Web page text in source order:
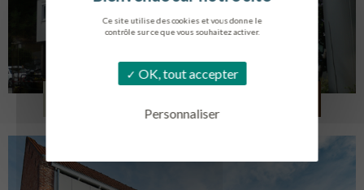
Ce site utilise des cookies et vous donne le
contrôle sur ce que vous souhaitez activer.
OK, tout accepter
Personnaliser